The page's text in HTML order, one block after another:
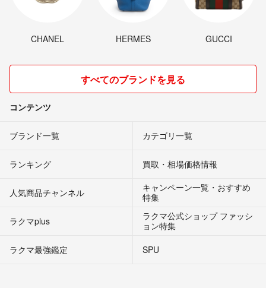
CHANEL HERMES GUCCI
すべてのブランドを見る
コンテンツ
ブランド一覧 カテゴリ一覧
ランキング 買取・相場価格情報
人気商品チャンネル
キャンペーン一覧・おすすめ
特集
ラクマplus
ラクマ公式ショップ ファッシ
ョン特集
ラクマ最強鑑定
SPU